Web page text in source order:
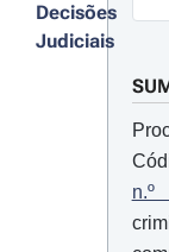
Decisões
Judiciais
n.º